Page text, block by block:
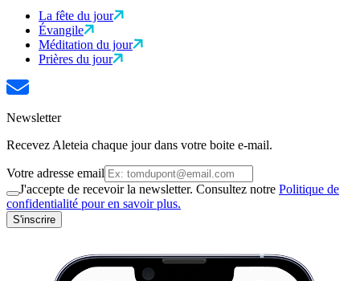
La fête du jour
Évangile
Méditation du jour
Prières du jour
Newsletter
Recevez Aleteia chaque jour dans votre boite e-mail.
Votre adresse email
J'accepte de recevoir la newsletter. Consultez notre Politique de
confidentialité pour en savoir plus.
S'inscrire